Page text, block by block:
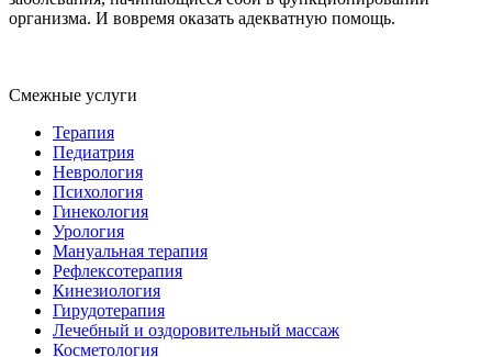
организма. И вовремя оказать адекватную помощь.
Смежные услуги
Терапия
Педиатрия
Неврология
Психология
Гинекология
Урология
Мануальная терапия
Рефлексотерапия
Кинезиология
Гирудотерапия
Лечебный и оздоровительный массаж
Косметология